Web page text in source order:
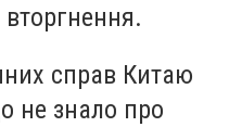
справ Китаю
не знало про